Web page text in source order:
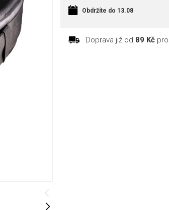
Obdržíte do 13.08
Doprava již od 89 Kč